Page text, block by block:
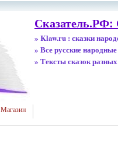
Сказатель.РФ:
» Klaw.ru : сказки
» Все русские народные
» Тексты сказок
Магазин